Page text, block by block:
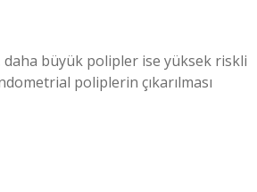
büyük polipler ise yüksek riskli
poliplerin çıkarılması